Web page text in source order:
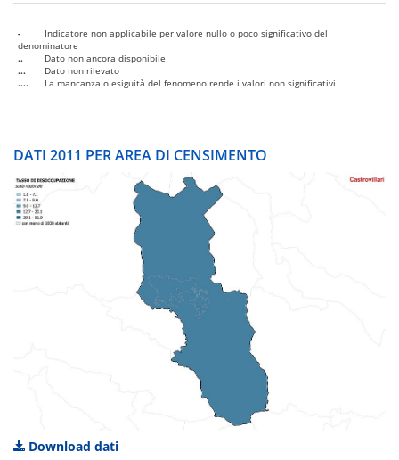
-
Indicatore non applicabile per valore nullo o poco significativo del
denominatore
..
Dato non ancora disponibile
...
Dato non rilevato
....
La mancanza o esiguità del fenomeno rende i valori non significativi
DATI 2011 PER AREA DI CENSIMENTO
Download dati